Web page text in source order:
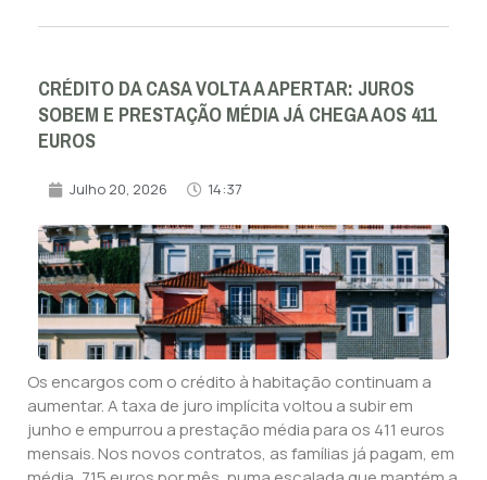
CRÉDITO DA CASA VOLTA A APERTAR: JUROS
SOBEM E PRESTAÇÃO MÉDIA JÁ CHEGA AOS 411
EUROS
Julho 20, 2026 14:37
Os encargos com o crédito à habitação continuam a
aumentar. A taxa de juro implícita voltou a subir em
junho e empurrou a prestação média para os 411 euros
mensais. Nos novos contratos, as famílias já pagam, em